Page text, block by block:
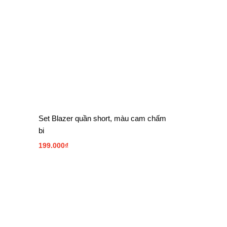
Set Blazer quần short, màu cam chấm
bi
199.000₫